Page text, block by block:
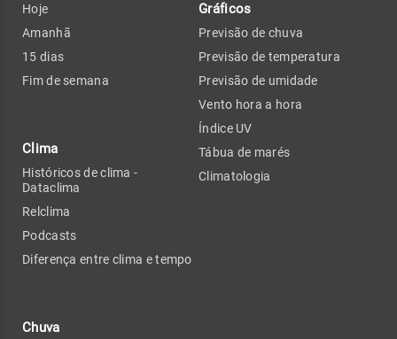
Hoje
Amanhã
15 dias
Fim de semana
Clima
Históricos de clima -
Dataclima
Relclima
Podcasts
Diferença entre clima e tempo
Chuva
Gráficos
Previsão de chuva
Previsão de temperatura
Previsão de umidade
Vento hora a hora
Índice UV
Tábua de marés
Climatologia